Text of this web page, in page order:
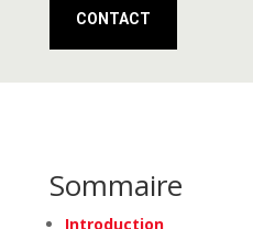
CONTACT
Sommaire
Introduction